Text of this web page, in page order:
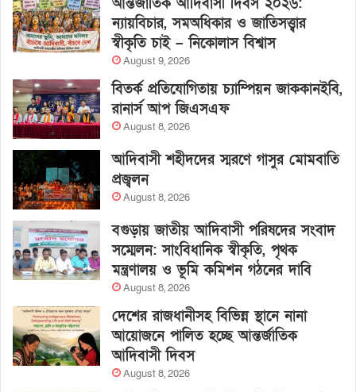
ন্যায়বিচার, সমঅধিকার ও জাতিসত্ত্বার
স্বীকৃতি চাই – নিকোলাস বিশ্বাস
August 9, 2026
বিতর্ক প্রতিযোগিতায় চ্যাম্পিয়ন জাককানইবি,
রানার্স আপ জিএসএফ
August 8, 2026
আদিবাসী শহীদদের স্মরণে গাসুর মোমবাতি
প্রজ্বলন
August 8, 2026
বগুড়ায় জাতীয় আদিবাসী পরিষদের সংবাদ
সম্মেলন: সাংবিধানিক স্বীকৃতি, পৃথক
মন্ত্রণালয় ও ভূমি কমিশন গঠনের দাবি
August 8, 2026
দেশের রাজধানীসহ বিভিন্ন স্থানে নানা
আয়োজনে পালিত হচ্ছে আন্তর্জাতিক
আদিবাসী দিবস
August 8, 2026